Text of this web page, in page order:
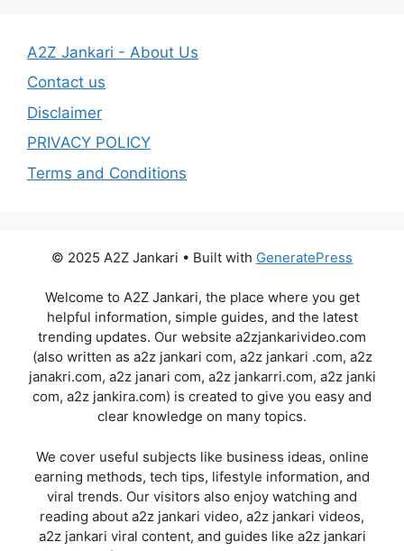
A2Z Jankari - About Us
Contact us
Disclaimer
PRIVACY POLICY
Terms and Conditions
© 2025 A2Z Jankari • Built with GeneratePress
Welcome to A2Z Jankari, the place where you get
helpful information, simple guides, and the latest
trending updates. Our website a2zjankarivideo.com
(also written as a2z jankari com, a2z jankari .com, a2z
janakri.com, a2z janari com, a2z jankarri.com, a2z janki
com, a2z jankira.com) is created to give you easy and
clear knowledge on many topics.
We cover useful subjects like business ideas, online
earning methods, tech tips, lifestyle information, and
viral trends. Our visitors also enjoy watching and
reading about a2z jankari video, a2z jankari videos,
a2z jankari viral content, and guides like a2z jankari